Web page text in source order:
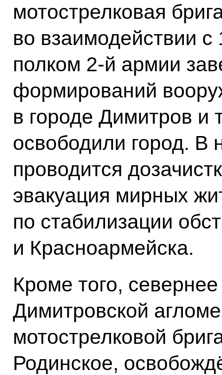
мотострелковая
во взаимодействии
полком 2-й армии
формирований
в городе Димитров
освободили город. В
проводится
эвакуация мирных
по стабилизации
и Красноармейска.
Кроме того,
Димитровской
мотострелковой
Родинское,